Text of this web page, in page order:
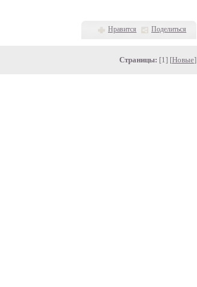
Нравится Поделиться
Страницы: [1] [Новые]